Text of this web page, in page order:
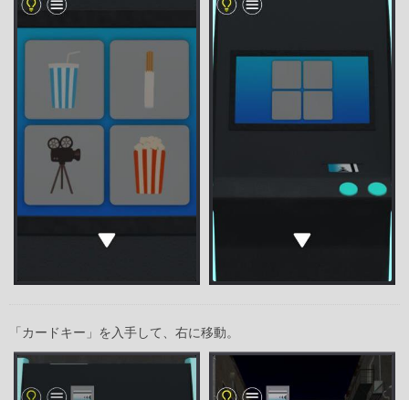
「カードキー」を入手して、右に移動。